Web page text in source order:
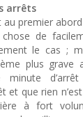
arrêts
premier
de
le cas ;
plus grave
minute
et que rien
à fort